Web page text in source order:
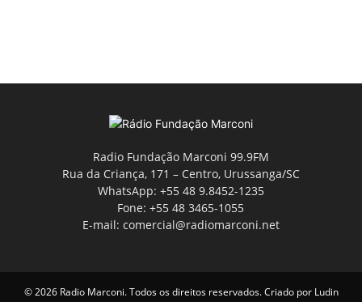
Radio Fundação Marconi 99.9FM
Rua da Criança, 171 – Centro, Urussanga/SC
WhatsApp: +55 48 9.8452-1235
Fone: +55 48 3465-1055
E-mail: comercial@radiomarconi.net
© 2026 Radio Marconi. Todos os direitos reservados. Criado por Ludin